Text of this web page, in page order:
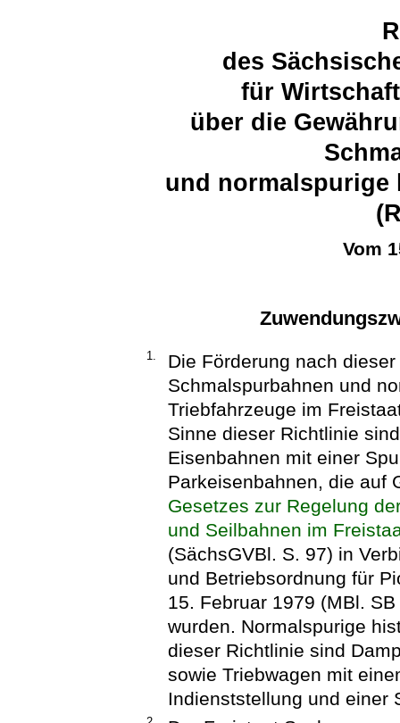
des
für
über die
und normalspurige
Vom
1.
Die Förderung nach
Schmalspurbahnen und
Triebfahrzeuge im
Sinne dieser Richtlinie
Eisenbahnen mit einer
Parkeisenbahnen, die auf
Gesetzes zur Regelung
und Seilbahnen im
(SächsGVBl. S. 97) in
und Betriebsordnung für
15. Februar 1979 (MBl.
wurden. Normalspurige
dieser Richtlinie sind
sowie Triebwagen mit
Indienststellung und einer